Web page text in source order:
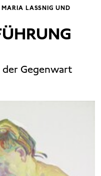
LASSNIG UND
der Gegenwart